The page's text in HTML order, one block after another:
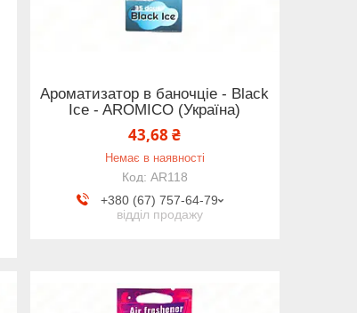
Ароматизатор в баночціе - Black
Ice - AROMICO (Україна)
43,68 ₴
Немає в наявності
AR118
+380 (67) 757-64-79
відділ продажу